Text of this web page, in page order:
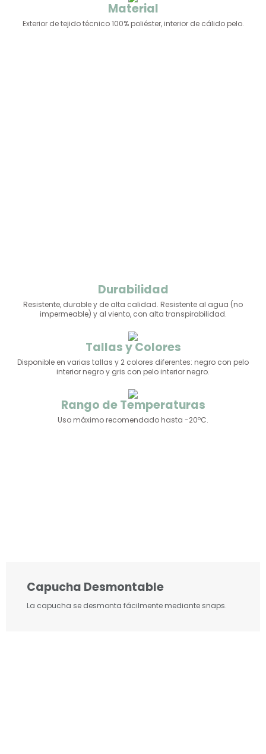
Material
Exterior de tejido técnico 100% poliéster, interior de cálido pelo.
Durabilidad
Resistente, durable y de alta calidad. Resistente al agua (no
impermeable) y al viento, con alta transpirabilidad.
Tallas y Colores
Disponible en varias tallas y 2 colores diferentes: negro con pelo
interior negro y gris con pelo interior negro.
Rango de Temperaturas
Uso máximo recomendado hasta -20ºC.
Capucha Desmontable
La capucha se desmonta fácilmente mediante snaps.